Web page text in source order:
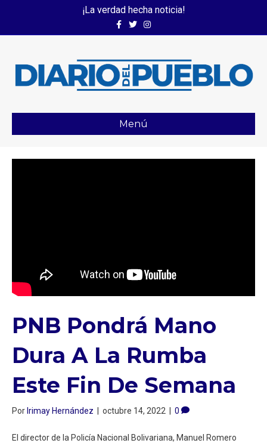
¡La verdad hecha noticia!
FacebookTwitterInstagram
Menú
PNB Pondrá Mano
Dura A La Rumba
Este Fin De Semana
Por Irimay Hernández octubre 14, 2022 0
El director de la Policía Nacional Bolivariana, Manuel Romero